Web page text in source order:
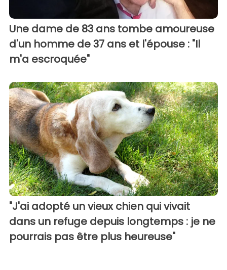
Une dame de 83 ans tombe amoureuse
d'un homme de 37 ans et l'épouse : "Il
m'a escroquée"
"J'ai adopté un vieux chien qui vivait
dans un refuge depuis longtemps : je ne
pourrais pas être plus heureuse"